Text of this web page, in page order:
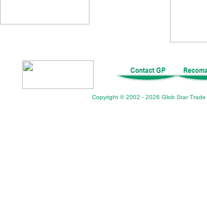
Copyright © 2002 - 2026 Glob Star Trade